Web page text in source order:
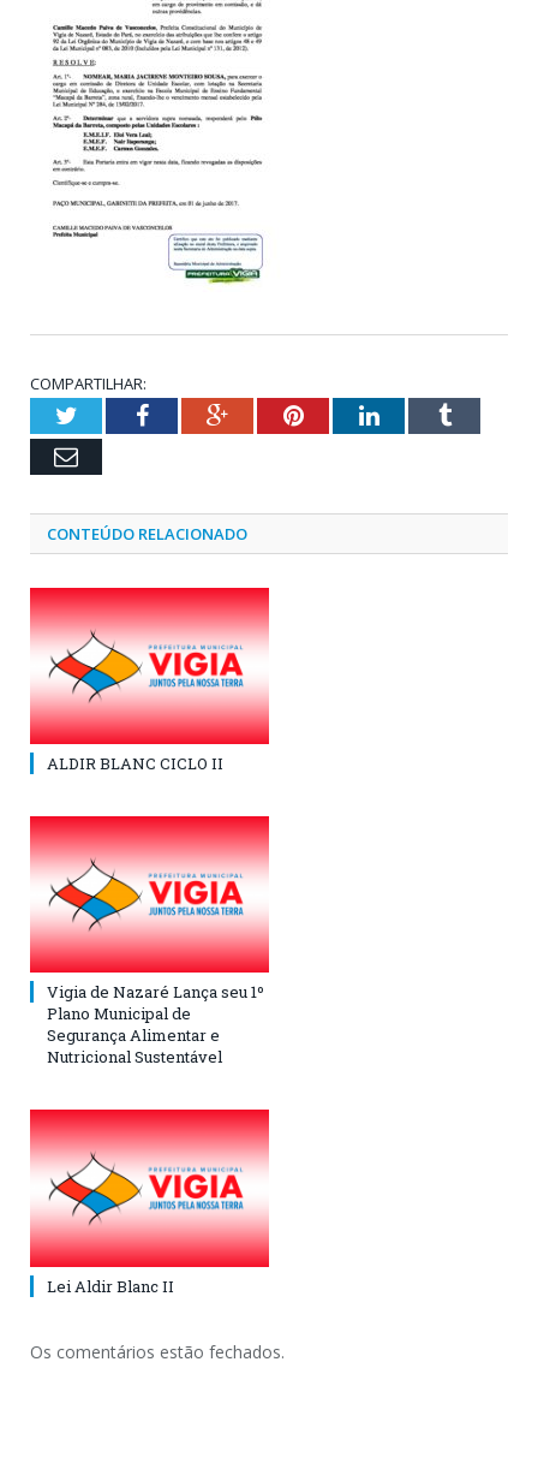
COMPARTILHAR:
TwitterFacebookGoogle+PinterestLinkedInTumblr
Email
CONTEÚDO RELACIONADO
ALDIR BLANC CICLO II
Vigia de Nazaré Lança seu 1º
Plano Municipal de
Segurança Alimentar e
Nutricional Sustentável
Lei Aldir Blanc II
Os comentários estão fechados.